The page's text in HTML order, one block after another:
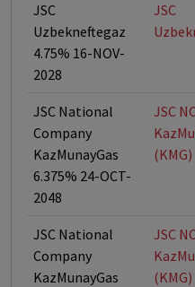
JSC
Uzbekneftegaz
4.75% 16-NOV-
2028
JSC
JSC National
Company
KazMunayGas
6.375% 24-OCT-
2048
JSC
(KMG)
JSC National
Company
KazMunayGas
JSC
(KMG)